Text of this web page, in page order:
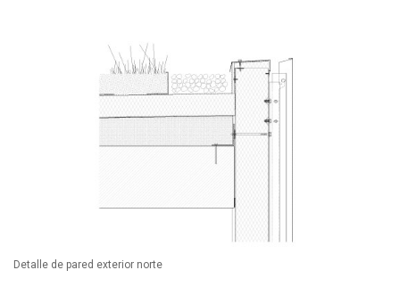
Detalle de pared exterior norte